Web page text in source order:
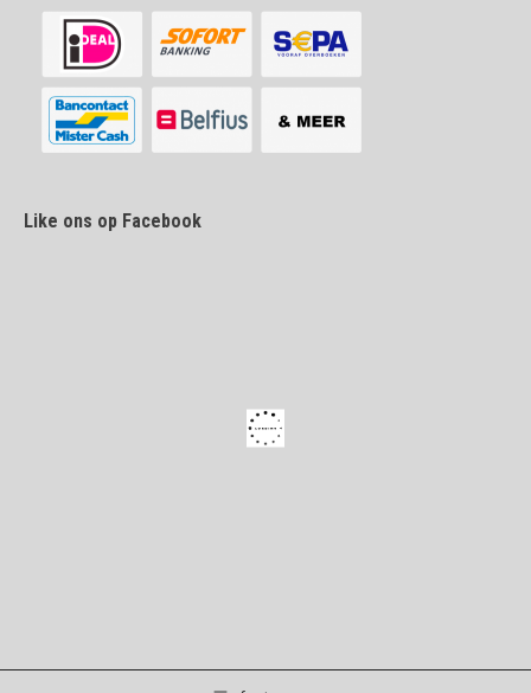
Like ons op Facebook